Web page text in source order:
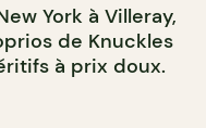
York à Villeray,
de Knuckles
à prix doux.